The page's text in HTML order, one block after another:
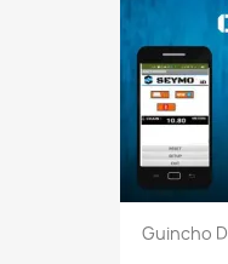
Guincho